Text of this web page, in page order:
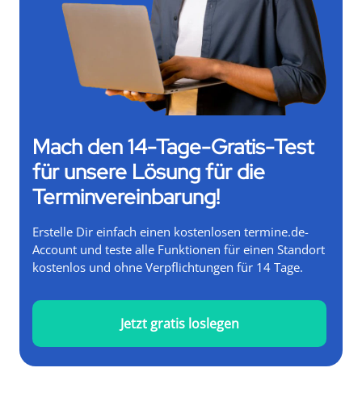
Mach den 14-Tage-Gratis-Test
für unsere Lösung für die
Terminvereinbarung!
Erstelle Dir einfach einen kostenlosen termine.de-
Account und teste alle Funktionen für einen Standort
kostenlos und ohne Verpflichtungen für 14 Tage.
Jetzt gratis loslegen